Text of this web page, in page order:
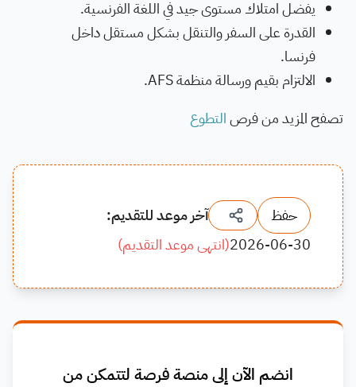
يفضل امتلاك مستوى جيد في اللغة الفرنسية.
القدرة على السفر والتنقل بشكل مستقل داخل
فرنسا.
الالتزام بقيم ورسالة منظمة AFS.
تصفح المزيد من فرصالتطوع
حفظ
آخر موعد للتقديم:
2026-06-30
(انتهى موعد التقديم)
انضم الآن إلى منصة فرصة لتتمكن من